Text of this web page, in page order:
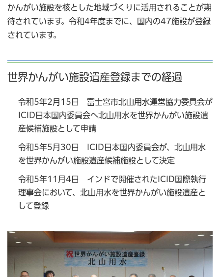
かんがい施設を核とした地域づくりに活用されることが期
待されています。令和4年度までに、国内の47施設が登録
されています。
世界かんがい施設遺産登録までの経過
令和5年2月15日 富士宮市北山用水運営協力委員会が
ICID日本国内委員会へ北山用水を世界かんがい施設遺
産候補施設として申請
令和5年5月30日 ICID日本国内委員会が、北山用水
を世界かんがい施設遺産候補施設として決定
令和5年11月4日 インドで開催されたICID国際執行
理事会において、北山用水を世界かんがい施設遺産と
して登録